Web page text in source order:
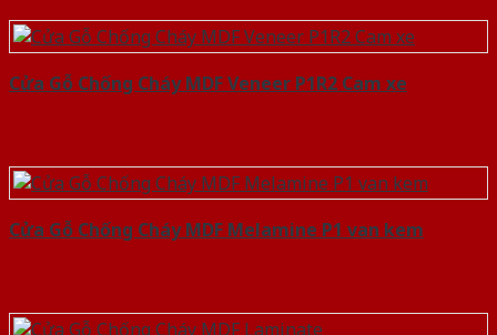
Cửa Gỗ Chống Cháy MDF Veneer P1R2 Cam xe
Cửa Gỗ Chống Cháy MDF Melamine P1 van kem